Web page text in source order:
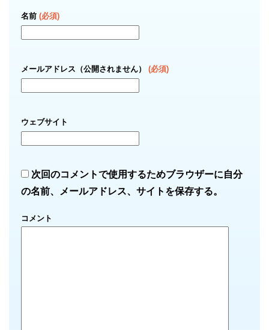
名前 (必須)
メールアドレス（公開されません） (必須)
ウェブサイト
次回のコメントで使用するためブラウザーに自分
の名前、メールアドレス、サイトを保存する。
コメント